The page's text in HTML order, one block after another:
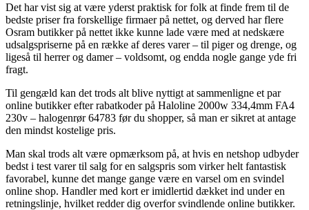
Det har vist sig at være yderst praktisk for folk at finde frem til de
bedste priser fra forskellige firmaer på nettet, og derved har flere
Osram butikker på nettet ikke kunne lade være med at nedskære
udsalgspriserne på en række af deres varer – til piger og drenge, og
ligeså til herrer og damer – voldsomt, og endda nogle gange yde fri
fragt.
Til gengæld kan det trods alt blive nyttigt at sammenligne et par
online butikker efter rabatkoder på Haloline 2000w 334,4mm FA4
230v – halogenrør 64783 før du shopper, så man er sikret at antage
den mindst kostelige pris.
Man skal trods alt være opmærksom på, at hvis en netshop udbyder
bedst i test varer til salg for en salgspris som virker helt fantastisk
favorabel, kunne det mange gange være en varsel om en svindel
online shop. Handler med kort er imidlertid dækket ind under en
retningslinje, hvilket redder dig overfor svindlende online butikker.